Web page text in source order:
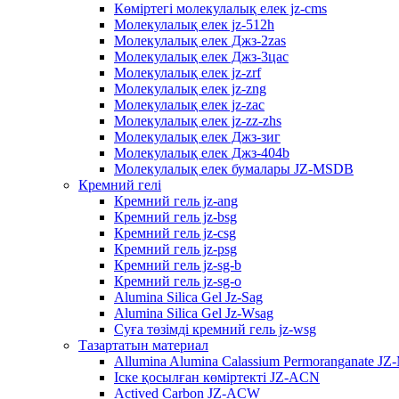
Көміртегі молекулалық елек jz-cms
Молекулалық елек jz-512h
Молекулалық елек Джз-2zas
Молекулалық елек Джз-3цас
Молекулалық елек jz-zrf
Молекулалық елек jz-zng
Молекулалық елек jz-zac
Молекулалық елек jz-zz-zhs
Молекулалық елек Джз-зиг
Молекулалық елек Джз-404b
Молекулалық елек бумалары JZ-MSDB
Кремний гелі
Кремний гель jz-ang
Кремний гель jz-bsg
Кремний гель jz-csg
Кремний гель jz-psg
Кремний гель jz-sg-b
Кремний гель jz-sg-o
Alumina Silica Gel Jz-Sag
Alumina Silica Gel Jz-Wsag
Суға төзімді кремний гель jz-wsg
Тазартатын материал
Allumina Alumina Calassium Permoranganate
Іске қосылған көміртекті JZ-ACN
Actived Carbon JZ-ACW